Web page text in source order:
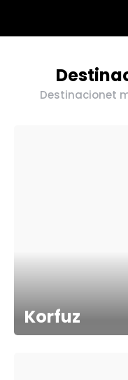
Destinacionet
Korfuz